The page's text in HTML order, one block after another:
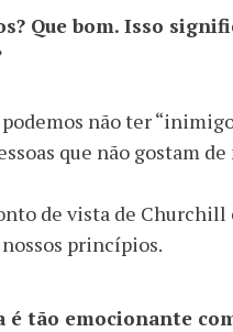
Que bom. Isso
podemos não ter
que não gostam
de vista de
princípios.
é tão emocionante